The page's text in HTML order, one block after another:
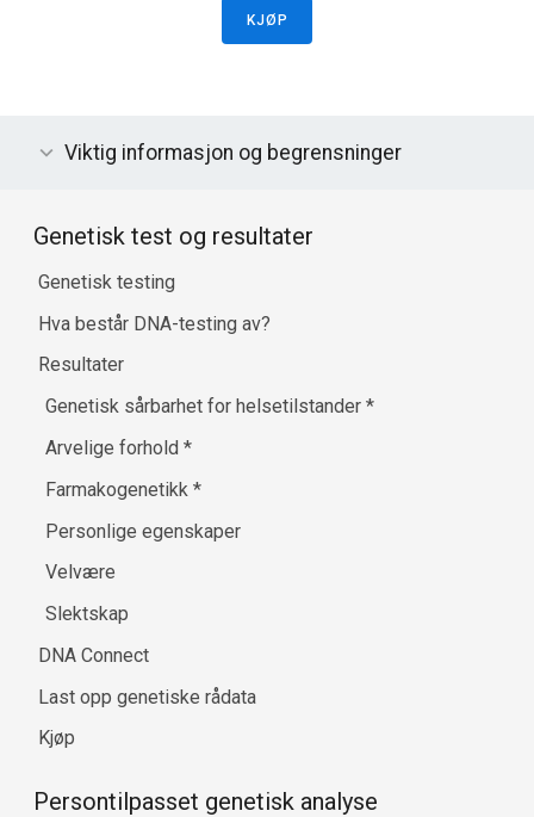
KJØP
Viktig informasjon og begrensninger
Genetisk test og resultater
Genetisk testing
Hva består DNA-testing av?
Resultater
Genetisk sårbarhet for helsetilstander*
Arvelige forhold*
Farmakogenetikk*
Personlige egenskaper
Velvære
Slektskap
DNA Connect
Last opp genetiske rådata
Kjøp
Persontilpasset genetisk analyse